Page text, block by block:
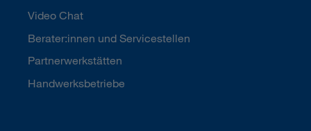
Video Chat
Berater:innen und Servicestellen
Partnerwerkstätten
Handwerksbetriebe